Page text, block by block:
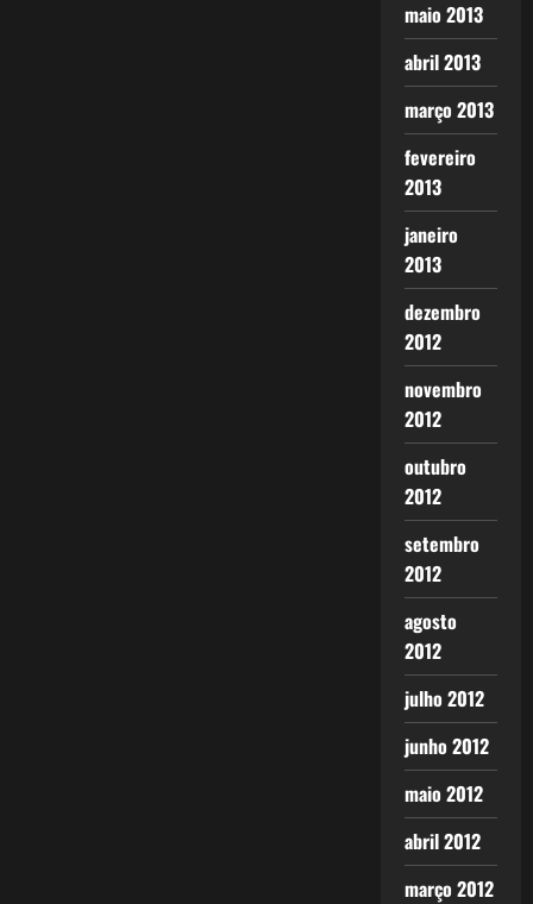
maio 2013
abril 2013
março 2013
fevereiro
2013
janeiro
2013
dezembro
2012
novembro
2012
outubro
2012
setembro
2012
agosto
2012
julho 2012
junho 2012
maio 2012
abril 2012
março 2012